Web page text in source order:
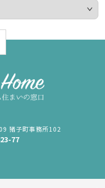
猪子町事務所102
77